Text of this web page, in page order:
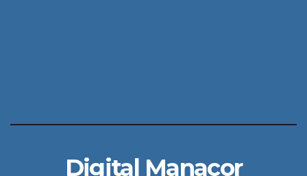
Digital Manacor